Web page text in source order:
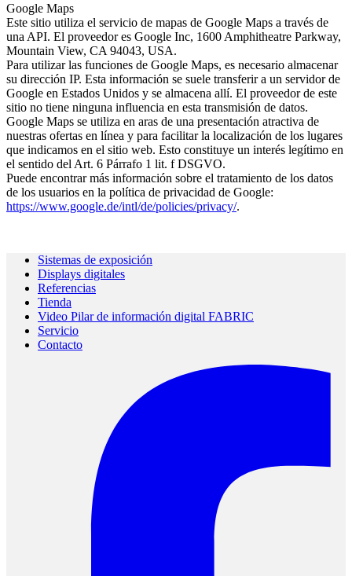
Google Maps
Este sitio utiliza el servicio de mapas de Google Maps a través de
una API. El proveedor es Google Inc, 1600 Amphitheatre Parkway,
Mountain View, CA 94043, USA.
Para utilizar las funciones de Google Maps, es necesario almacenar
su dirección IP. Esta información se suele transferir a un servidor de
Google en Estados Unidos y se almacena allí. El proveedor de este
sitio no tiene ninguna influencia en esta transmisión de datos.
Google Maps se utiliza en aras de una presentación atractiva de
nuestras ofertas en línea y para facilitar la localización de los lugares
que indicamos en el sitio web. Esto constituye un interés legítimo en
el sentido del Art. 6 Párrafo 1 lit. f DSGVO.
Puede encontrar más información sobre el tratamiento de los datos
de los usuarios en la política de privacidad de Google:
https://www.google.de/intl/de/policies/privacy/.
Sistemas de exposición
Displays digitales
Referencias
Tienda
Video Pilar de información digital FABRIC
Servicio
Contacto